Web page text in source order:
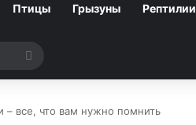
Птицы Грызуны Рептилии
– все, что вам нужно помнить